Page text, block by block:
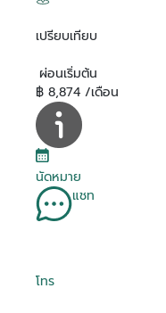
เปรียบเทียบ
ผ่อนเริ่มต้น
฿ 8,874 /เดือน
นัดหมาย
แชท
โทร